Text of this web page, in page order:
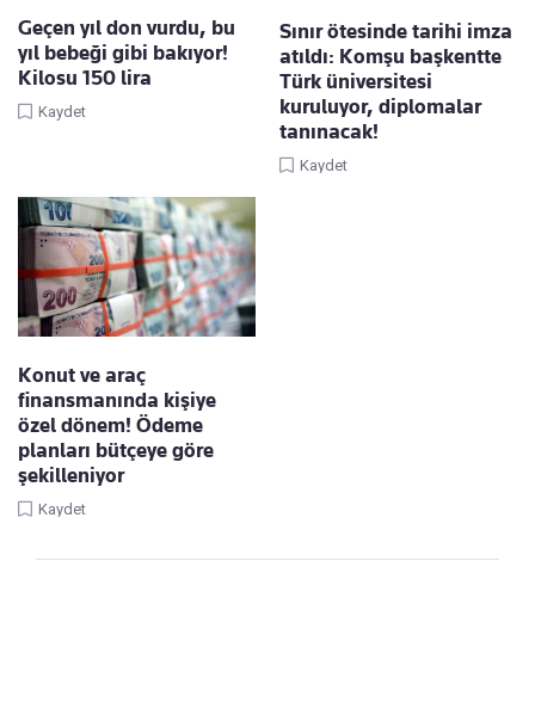
Geçen yıl don vurdu, bu
yıl bebeği gibi bakıyor!
Kilosu 150 lira
Kaydet
Sınır ötesinde tarihi imza
atıldı: Komşu başkentte
Türk üniversitesi
kuruluyor, diplomalar
tanınacak!
Kaydet
Konut ve araç
finansmanında kişiye
özel dönem! Ödeme
planları bütçeye göre
şekilleniyor
Kaydet